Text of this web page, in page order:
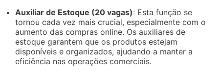
Auxiliar de Estoque (20 vagas): Esta função se
tornou cada vez mais crucial, especialmente com o
aumento das compras online. Os auxiliares de
estoque garantem que os produtos estejam
disponíveis e organizados, ajudando a manter a
eficiência nas operações comerciais.